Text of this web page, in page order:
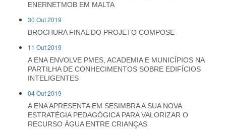
ENERNETMOB EM MALTA
30 Out 2019
BROCHURA FINAL DO PROJETO COMPOSE
11 Out 2019
A ENA ENVOLVE PMES, ACADEMIA E MUNICÍPIOS NA
PARTILHA DE CONHECIMENTOS SOBRE EDIFÍCIOS
INTELIGENTES
04 Out 2019
A ENA APRESENTA EM SESIMBRA A SUA NOVA
ESTRATÉGIA PEDAGÓGICA PARA VALORIZAR O
RECURSO ÁGUA ENTRE CRIANÇAS